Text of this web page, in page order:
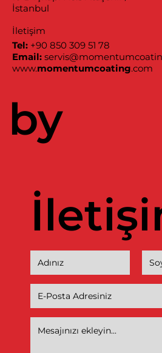
İstanbul
İletişim
Tel: +90 850 309 51 78
Email:
www.momentumcoating.com
by